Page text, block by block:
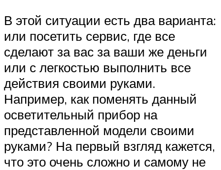
В этой ситуации есть два варианта:
или посетить сервис, где все
сделают за вас за ваши же деньги
или с легкостью выполнить все
действия своими руками.
Например, как поменять данный
осветительный прибор на
представленной модели своими
руками? На первый взгляд кажется,
что это очень сложно и самому не